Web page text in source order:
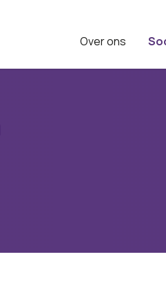
Over ons